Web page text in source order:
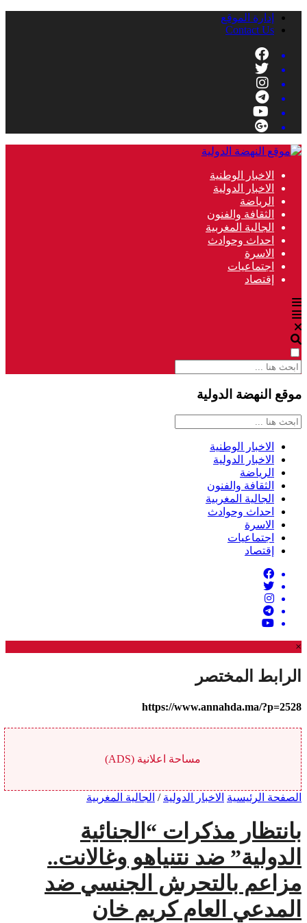
إدارة الموقع
Contact Us
الاخبار الوطنية
الاخبار الدولية
الرياضة
الثقافة والفنون
الجالية المغربية
احداث وحوادث
الاسرة
اجتماعيات
إقتصاد
موقع النهضة الدولية
الاخبار الوطنية
الاخبار الدولية
الرياضة
الثقافة والفنون
الجالية المغربية
احداث وحوادث
الاسرة
اجتماعيات
إقتصاد
×
الرابط المختصر
https://www.annahda.ma/?p=2528
مساحة اعلانية (ADS)
الصفحة الرئيسية الاخبار الدولية / الجالية المغربية
بانتظار مذكرات “الجنائية
الدولية” ضد نتنياهو وغالانت..
مزاعم بالتحرش الجنسي ضد
المدعي العام كريم خان